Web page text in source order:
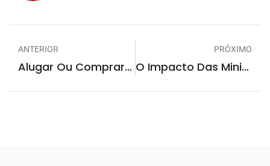
ANTERIOR
Alugar Ou Comprar Uma Minicarregadeira: A Melhor Opção Para O Seu Projeto
PRÓXIMO
O Impacto Das Minicarregadeiras No Canteiro De Obras